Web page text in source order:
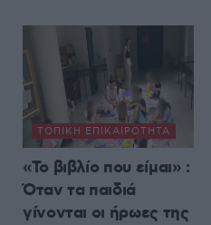
ΤΟΠΙΚΉ ΕΠΙΚΑΙΡΌΤΗΤΑ
«Το βιβλίο που είμαι» :
Όταν τα παιδιά
γίνονται οι ήρωες της